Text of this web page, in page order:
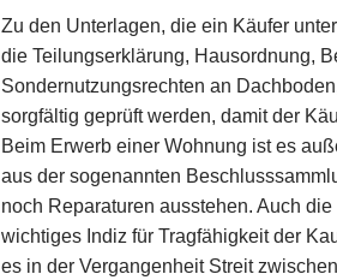
Zu den Unterlagen, die ein Käufer
die Teilungserklärung, Hausordnung,
Sondernutzungsrechten an
sorgfältig geprüft werden, damit der
Beim Erwerb einer Wohnung ist es
aus der sogenannten
noch Reparaturen ausstehen. Auch
wichtiges Indiz für Tragfähigkeit der
es in der Vergangenheit Streit